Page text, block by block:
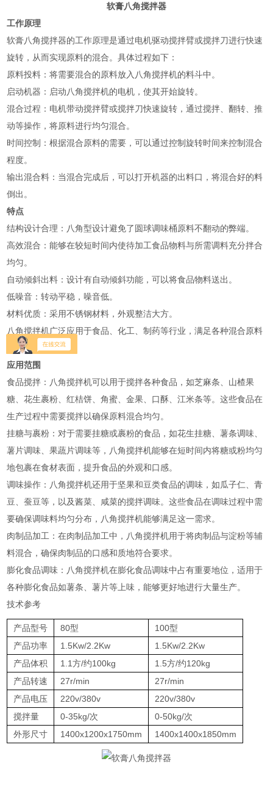
软膏八角搅拌器
工作原理
软膏八角搅拌器的工作原理‌是通过电机驱动搅拌臂或搅拌刀进行快速
旋转，从而实现原料的混合。具体过程如下：
‌原料投料‌：将需要混合的原料放入八角搅拌机的料斗中。
‌启动机器‌：启动八角搅拌机的电机，使其开始旋转。
‌混合过程‌：电机带动搅拌臂或搅拌刀快速旋转，通过搅拌、翻转、推
动等操作，将原料进行均匀混合。
‌时间控制‌：根据混合原料的需要，可以通过控制旋转时间来控制混合
程度。
‌输出混合料‌：当混合完成后，可以打开机器的出料口，将混合好的料
倒出‌。
特点
‌结构设计合理‌：八角型设计避免了圆球调味桶原料不翻动的弊端。
‌高效混合‌：能够在较短时间内使待加工食品物料与所需调料充分拌合
均匀。
‌自动倾斜出料‌：设计有自动倾斜功能，可以将食品物料送出。
‌低噪音‌：转动平稳，噪音低。
‌材料优质‌：采用不锈钢材料，外观整洁大方‌。
八角搅拌机广泛应用于食品、化工、制药等行业，满足各种混合原料
的需求‌。
应用范围
‌食品搅拌‌：八角搅拌机可以用于搅拌各种食品，如芝麻条、山楂果
糖、花生裹粉、红桔饼、角蜜、金果、口酥、江米条等。这些食品在
生产过程中需要搅拌以确保原料混合均匀‌。
‌挂糖与裹粉‌：对于需要挂糖或裹粉的食品，如花生挂糖、薯条调味、
薯片调味、果蔬片调味等，八角搅拌机能够在短时间内将糖或粉均匀
地包裹在食材表面，提升食品的外观和口感‌。
‌调味操作‌：八角搅拌机还用于坚果和豆类食品的调味，如瓜子仁、青
豆、蚕豆等，以及酱菜、咸菜的搅拌调味。这些食品在调味过程中需
要确保调味料均匀分布，八角搅拌机能够满足这一需求‌。
‌肉制品加工‌：在肉制品加工中，八角搅拌机用于将肉制品与淀粉等辅
料混合，确保肉制品的口感和质地符合要求‌。
‌膨化食品调味‌：八角搅拌机在膨化食品调味中占有重要地位，适用于
各种膨化食品如薯条、薯片等上味，能够更好地进行大量生产‌。
技术参考
产品型号 80型
100型
产品功率
1.5Kw/2.2Kw
1.5Kw/2.2Kw
产品体积
1.1方/约100kg
1.5方/约120kg
产品转速
27r/min
27r/min
产品电压
220v/380v
220v/380v
搅拌量
0-35kg/次
0-50kg/次
外形尺寸
1400x1200x1750mm 1400x1400x1850mm